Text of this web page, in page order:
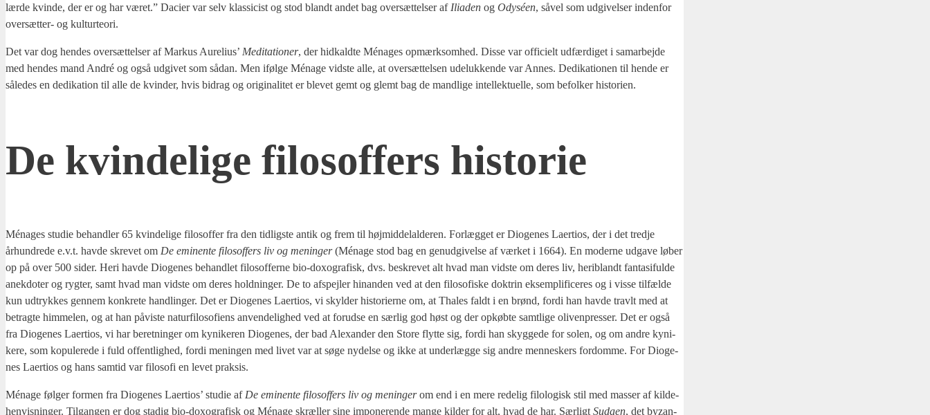
lær­de kvin­de, der er og har været.” Daci­er var selv klas­si­cist og stod blandt andet bag over­sæt­tel­ser af Ili­a­den og Odyséen, såvel som udgi­vel­ser inden­for
over­sæt­ter- og kul­tur­te­o­ri.
Det var dog hen­des over­sæt­tel­ser af Mar­kus Aure­li­us’ Medi­ta­tio­ner, der hid­kald­te Ména­ges opmærk­som­hed. Dis­se var offi­ci­elt udfær­di­get i sam­ar­bej­de
med hen­des mand André og også udgi­vet som sådan. Men iføl­ge Ména­ge vid­ste alle, at over­sæt­tel­sen ude­luk­ken­de var Annes. Dedi­ka­tio­nen til hen­de er
såle­des en dedi­ka­tion til alle de kvin­der, hvis bidrag og ori­gi­na­li­tet er ble­vet gemt og glemt bag de mand­li­ge intel­lek­tu­el­le, som befol­ker histo­ri­en.
De kvin­de­li­ge filo­sof­fers histo­rie
Ména­ges stu­die behand­ler 65 kvin­de­li­ge filo­sof­fer fra den tid­lig­ste antik og frem til høj­mid­delal­de­ren. For­læg­get er Dio­ge­nes Laer­tios, der i det tred­je
århund­re­de e.v.t. hav­de skre­vet om De emi­nen­te filo­sof­fers liv og menin­ger(Ména­ge stod bag en genud­gi­vel­se af vær­ket i 1664). En moder­ne udga­ve løber
op på over 500 sider. Heri hav­de Dio­ge­nes behand­let filo­sof­fer­ne bio-doxo­gra­fisk, dvs. beskre­vet alt hvad man vid­ste om deres liv, her­i­blandt fan­ta­si­ful­de
anek­do­ter og ryg­ter, samt hvad man vid­ste om deres hold­nin­ger. De to afspej­ler hin­an­den ved at den filo­so­fi­ske dok­trin eksem­pli­fi­ce­res og i vis­se til­fæl­de
kun udtryk­kes gen­nem kon­kre­te handling­er. Det er Dio­ge­nes Laer­tios, vi skyl­der histo­ri­er­ne om, at Tha­les faldt i en brønd, for­di han hav­de travlt med at
betrag­te him­me­len, og at han påvi­ste natur­fi­lo­so­fi­ens anven­de­lig­hed ved at for­ud­se en sær­lig god høst og der opkøb­te samt­li­ge oli­ven­pres­ser. Det er også
fra Dio­ge­nes Laer­tios, vi har beret­nin­ger om kyni­ke­ren Dio­ge­nes, der bad Ale­xan­der den Sto­re flyt­te sig, for­di han skyg­ge­de for solen, og om andre kyni­
ke­re, som kop­u­le­re­de i fuld offent­lig­hed, for­di menin­gen med livet var at søge nydel­se og ikke at under­læg­ge sig andre men­ne­skers for­dom­me. For Dio­ge­
nes Laer­tios og hans sam­tid var filo­so­fi en levet prak­sis.
Ména­ge føl­ger for­men fra Dio­ge­nes Laer­tios’ stu­die af De emi­nen­te filo­sof­fers liv og menin­gerom end i en mere rede­lig filo­lo­gisk stil med mas­ser af kil­de­
hen­vis­nin­ger. Til­gan­gen er dog sta­dig bio-doxo­gra­fisk og Ména­ge skr­æl­ler sine impo­ne­ren­de man­ge kil­der for alt, hvad de har. Sær­ligt Suda­en, det byzan­